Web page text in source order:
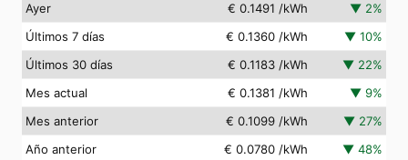
Ayer
€ 0.1491 /kWh ▼ 2%
Últimos 7 días
€ 0.1360 /kWh ▼ 10%
Últimos 30 días
€ 0.1183 /kWh ▼ 22%
Mes actual
€ 0.1381 /kWh ▼ 9%
Mes anterior
€ 0.1099 /kWh ▼ 27%
Año anterior
€ 0.0780 /kWh ▼ 48%